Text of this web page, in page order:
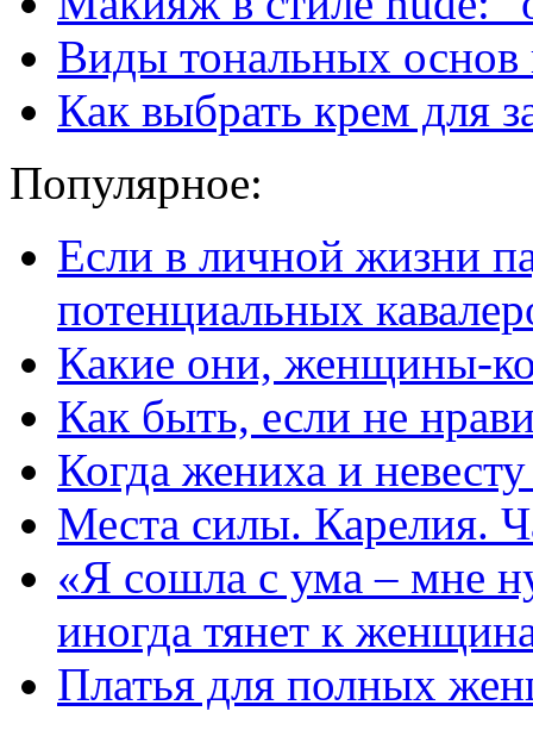
Виды тональных
Как выбрать крем для
Популярное:
Если в личной жизни
потенциальных
Какие они, женщины-
Как быть, если не
Когда жениха и
Места силы. Карелия.
«Я сошла с ума – мне
иногда тянет к
Платья для полных